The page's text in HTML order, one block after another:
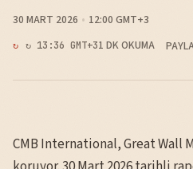
30 MART 2026 12:00 GMT+3
↻ 13:36 GMT+31 DK OKUMA
CMB International, Great Wall